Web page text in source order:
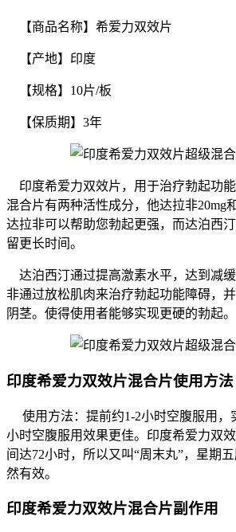
【商品名称】希爱力双效片
【产地】印度
【规格】10片/板
【保质期】3年
印度希爱力双效片，用于治疗勃起功
混合片有两种活性成分，他达拉非20mg
达拉非可以帮助您勃起更强，而达泊西
留更长时间。
达泊西汀通过提高激素水平，达到减
非通过放松肌肉来治疗勃起功能障碍，
阴茎。使得使用者能够实现更硬的勃起。
印度希爱力双效片混合片使用方法
使用方法：提前约1-2小时空腹服用，
小时空腹服用效果更佳。印度希爱力双
间达72小时，所以又叫“周末丸”，星期
然有效。
印度希爱力双效片混合片副作用